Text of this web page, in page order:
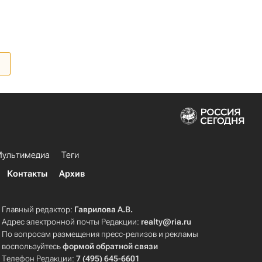
Теги
Контакты
Архив
Главный редактор: Гаврилова А.В.
Адрес электронной почты Редакции: realty@ria.ru
По вопросам размещения пресс-релизов и рекламы
воспользуйтесьформой обратной связи
Телефон Редакции:7 (495) 645-6601